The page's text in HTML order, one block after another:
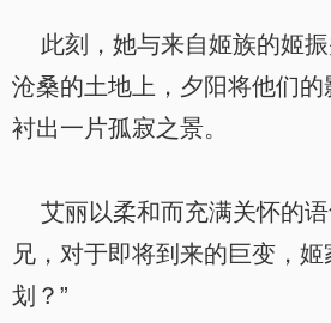
此刻，她与来自姬族的姬
沧桑的土地上，夕阳将他们
衬出一片孤寂之景。
艾丽以柔和而充满关怀的语
兄，对于即将到来的巨变，
划？”